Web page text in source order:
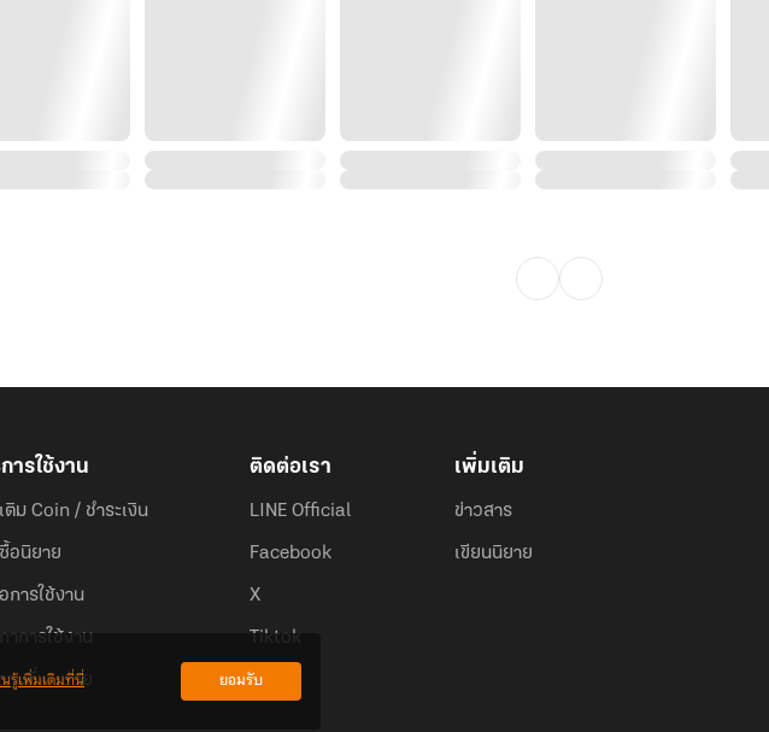
ารใช้งาน
ติม Coin / ชำระเงิน
อนิยาย
การใช้งาน
าการใช้งาน
ามที่พบบ่อย
ติดต่อเรา
LINE Official
Facebook
X
Tiktok
เพิ่มเติม
ข่าวสาร
เขียนนิยาย
รู้เพิ่มเติมที่นี่ ยอมรับ